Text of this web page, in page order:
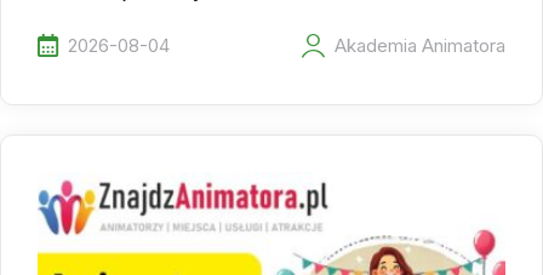
2026-08-04 Akademia Animatora